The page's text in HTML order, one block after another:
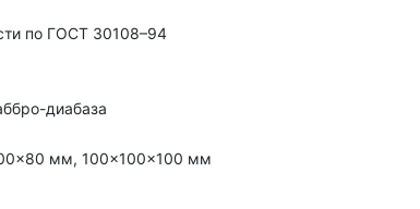
по ГОСТ 30108–94
диабаза
мм, 100×100×100 мм